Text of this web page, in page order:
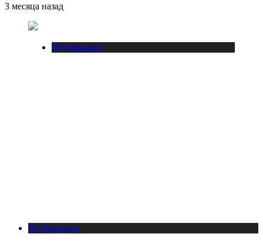
3 месяца назад
Публикации
Публикации